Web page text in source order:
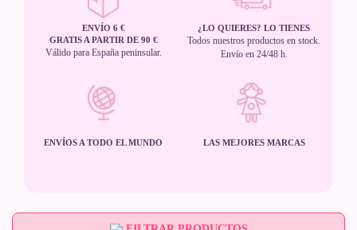
ENVÍO 6 €
GRATIS A PARTIR DE 90 €
Válido para España peninsular.
¿LO QUIERES? LO TIENES
Todos nuestros productos en stock.
Envío en 24/48 h.
ENVÍOS A TODO EL MUNDO LAS MEJORES MARCAS